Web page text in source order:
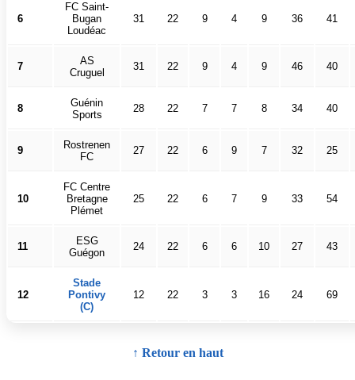
6
FC Saint-
Bugan
Loudéac
31 22 9 4 9 36 41
7
AS
Cruguel
31 22 9 4 9 46 40
8
Guénin
Sports
28 22 7 7 8 34 40
9
Rostrenen
FC
27 22 6 9 7 32 25
10
FC Centre
Bretagne
Plémet
25 22 6 7 9 33 54
11
ESG
Guégon
24 22 6 6 10 27 43
12
Stade
Pontivy
(C)
12 22 3 3 16 24 69
↑ Retour en haut